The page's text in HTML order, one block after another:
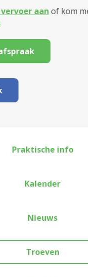
aan of kom
Praktische info
Kalender
Nieuws
Troeven